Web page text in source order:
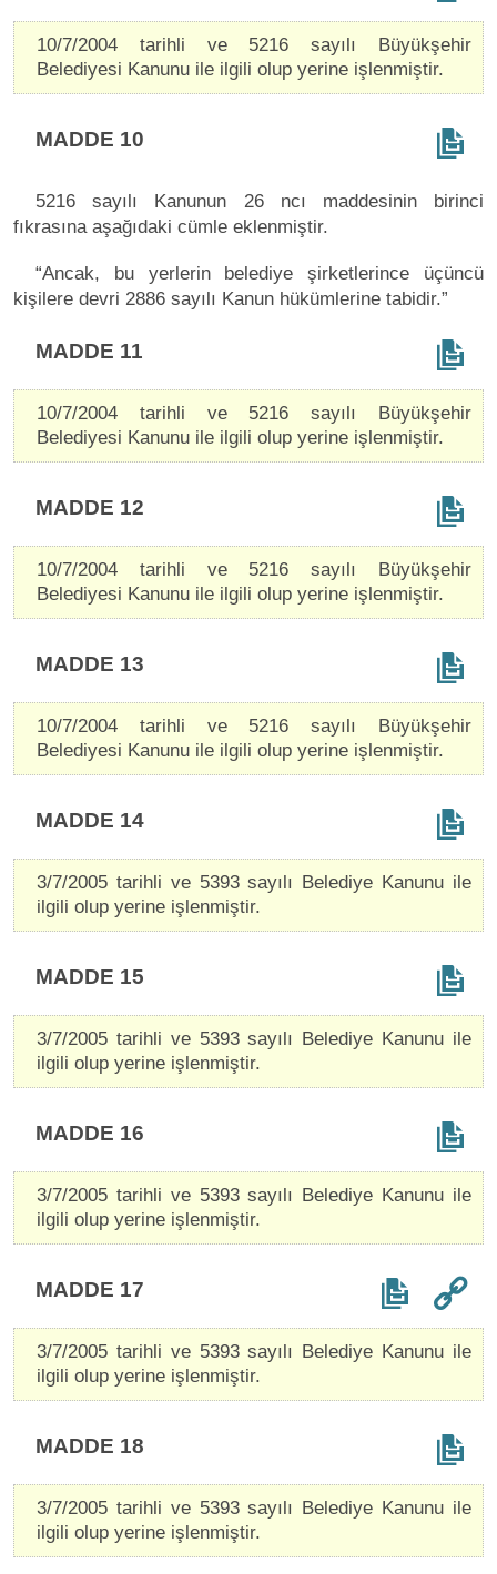
10/7/2004 tarihli ve 5216 sayılı Büyükşehir
Belediyesi Kanunu ile ilgili olup yerine işlenmiştir.
MADDE 10
5216 sayılı Kanunun 26 ncı maddesinin birinci
fıkrasına aşağıdaki cümle eklenmiştir.
“Ancak, bu yerlerin belediye şirketlerince üçüncü
kişilere devri 2886 sayılı Kanun hükümlerine tabidir.”
MADDE 11
10/7/2004 tarihli ve 5216 sayılı Büyükşehir
Belediyesi Kanunu ile ilgili olup yerine işlenmiştir.
MADDE 12
10/7/2004 tarihli ve 5216 sayılı Büyükşehir
Belediyesi Kanunu ile ilgili olup yerine işlenmiştir.
MADDE 13
10/7/2004 tarihli ve 5216 sayılı Büyükşehir
Belediyesi Kanunu ile ilgili olup yerine işlenmiştir.
MADDE 14
3/7/2005 tarihli ve 5393 sayılı Belediye Kanunu ile
ilgili olup yerine işlenmiştir.
MADDE 15
3/7/2005 tarihli ve 5393 sayılı Belediye Kanunu ile
ilgili olup yerine işlenmiştir.
MADDE 16
3/7/2005 tarihli ve 5393 sayılı Belediye Kanunu ile
ilgili olup yerine işlenmiştir.
MADDE 17
3/7/2005 tarihli ve 5393 sayılı Belediye Kanunu ile
ilgili olup yerine işlenmiştir.
MADDE 18
3/7/2005 tarihli ve 5393 sayılı Belediye Kanunu ile
ilgili olup yerine işlenmiştir.